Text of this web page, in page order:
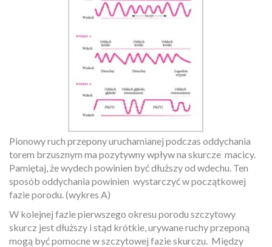
Pionowy ruch przepony uruchamianej podczas oddychania
torem brzusznym ma pozytywny wpływ na skurcze macicy.
Pamiętaj, że wydech powinien być dłuższy od wdechu. Ten
sposób oddychania powinien wystarczyć w początkowej
fazie porodu. (wykres A)
W kolejnej fazie pierwszego okresu porodu szczytowy
skurcz jest dłuższy i stąd krótkie, urywane ruchy przeponą
mogą być pomocne w szczytowej fazie skurczu. Między